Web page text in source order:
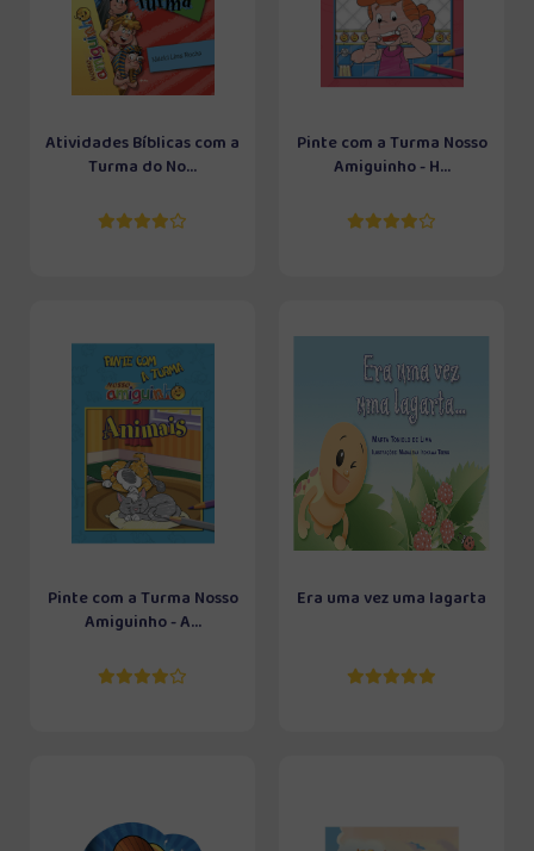
Atividades Bíblicas com a
Turma do No...
Pinte com a Turma Nosso
Amiguinho - H...
Pinte com a Turma Nosso
Amiguinho - A...
Era uma vez uma lagarta